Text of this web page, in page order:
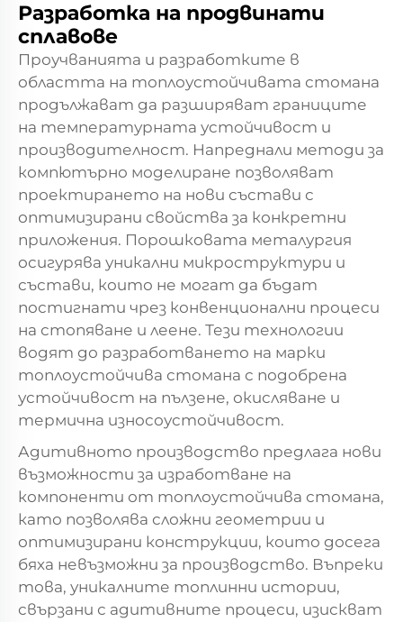
Разработка на продвинати
сплавове
Проучванията и разработките в
областта на топлоустойчивата стомана
продължават да разширяват границите
на температурната устойчивост и
производителност. Напреднали методи за
компютърно моделиране позволяват
проектирането на нови състави с
оптимизирани свойства за конкретни
приложения. Порошковата металургия
осигурява уникални микроструктури и
състави, които не могат да бъдат
постигнати чрез конвенционални процеси
на стопяване и леене. Тези технологии
водят до разработването на марки
топлоустойчива стомана с подобрена
устойчивост на пълзене, окисляване и
термична износоустойчивост.
Адитивното производство предлага нови
възможности за изработване на
компоненти от топлоустойчива стомана,
като позволява сложни геометрии и
оптимизирани конструкции, които досега
бяха невъзможни за производство. Въпреки
това, уникалните топлинни истории,
свързани с адитивните процеси, изискват